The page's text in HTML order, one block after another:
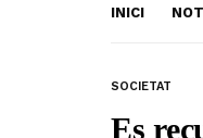
INICI
SOCIETAT
Es